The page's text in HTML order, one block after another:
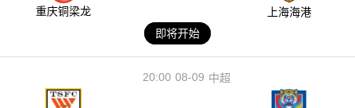
重庆铜梁龙
上海海港
即将开始
08-09
20:00 中超